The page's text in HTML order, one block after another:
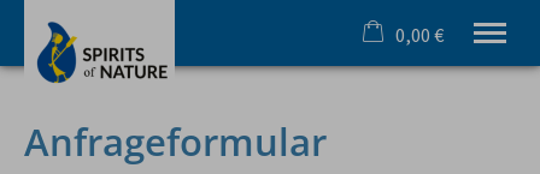
Sommer
0,00 €
Anfrageformular